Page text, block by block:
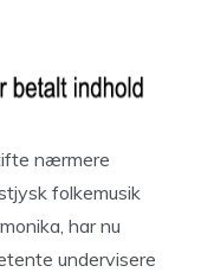
nærmere
folkemusik
har nu
undervisere